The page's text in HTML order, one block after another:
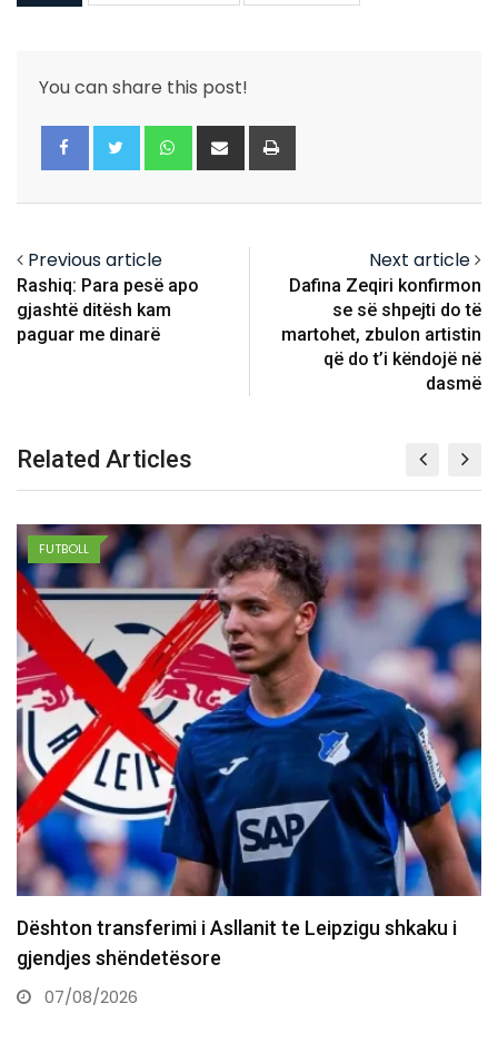
You can share this post!
Whatsapp
Share
via
Previous article
Rashiq: Para pesë apo
gjashtë ditësh kam
paguar me dinarë
Next article
Dafina Zeqiri konfirmon
se së shpejti do të
martohet, zbulon artistin
që do t’i këndojë në
dasmë
Related Articles
FUTBOLL
10 vjet nga e arta historike e Majlinda Kelmendit
në…
07/08/2026